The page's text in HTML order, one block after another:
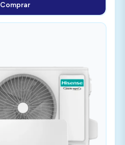
Comprar